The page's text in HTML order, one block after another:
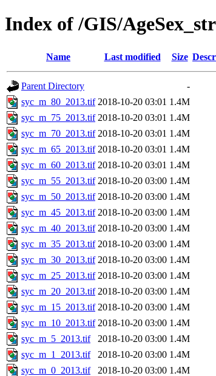
Index of /GIS/
Name Last modified Size
Parent Directory
-
syc_m_80_2013.tif 2018-10-20 03:01 1.4M
syc_m_75_2013.tif 2018-10-20 03:01 1.4M
syc_m_70_2013.tif 2018-10-20 03:01 1.4M
syc_m_65_2013.tif 2018-10-20 03:01 1.4M
syc_m_60_2013.tif 2018-10-20 03:01 1.4M
syc_m_55_2013.tif 2018-10-20 03:00 1.4M
syc_m_50_2013.tif 2018-10-20 03:00 1.4M
syc_m_45_2013.tif 2018-10-20 03:00 1.4M
syc_m_40_2013.tif 2018-10-20 03:00 1.4M
syc_m_35_2013.tif 2018-10-20 03:00 1.4M
syc_m_30_2013.tif 2018-10-20 03:00 1.4M
syc_m_25_2013.tif 2018-10-20 03:00 1.4M
syc_m_20_2013.tif 2018-10-20 03:00 1.4M
syc_m_15_2013.tif 2018-10-20 03:00 1.4M
syc_m_10_2013.tif 2018-10-20 03:00 1.4M
syc_m_5_2013.tif
2018-10-20 03:00 1.4M
syc_m_1_2013.tif
2018-10-20 03:00 1.4M
syc_m_0_2013.tif
2018-10-20 03:00 1.4M